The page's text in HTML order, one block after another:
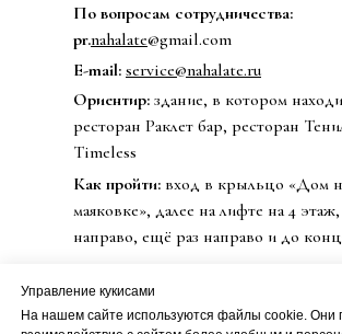
Ориентир: здание, в котором
ресторан Раклет бар, ресторан
Timeless
Как пройти: вход в крыльцо «Дом
маяковке», далее на лифте на 4
направо, ещё раз направо и до
E-mail: service@nahalate.ru
По вопросам сотрудничества:
pr.nahalate@gmail.com
Управление кукисами
На нашем сайте используются файлы cookie. Они